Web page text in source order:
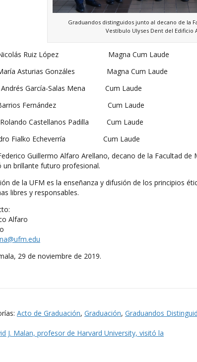
Graduandos distinguidos junto al decano de la
Vestíbulo Ulyses Dent del Edificio
Nicolás Ruiz López Magna Cum Laude
Asturias Gonzáles Magna Cum Laude
Andrés García-Salas Mena Cum Laude
Barrios Fernández Cum Laude
Castellanos Padilla Cum Laude
Fialko Echeverría Cum Laude
Guillermo Alfaro Arellano, decano de la Facultad
un brillante futuro profesional.
de la UFM es la enseñanza y difusión de los principios
libres y responsables.
Alfaro
29 de noviembre de 2019.
Acto de Graduación, Graduación, Graduandos
J. Malan, profesor de Harvard University, visitó la